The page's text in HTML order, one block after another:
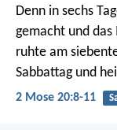
Denn in sechs
gemacht und
ruhte am
Sabbattag und
2 Mose 20:8-11